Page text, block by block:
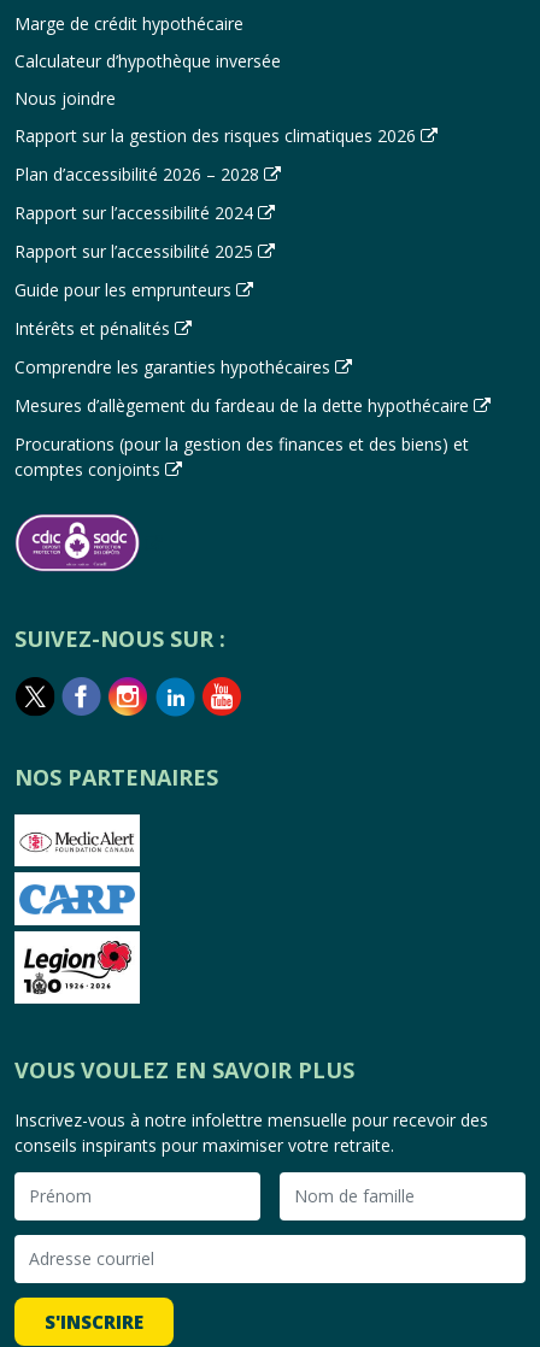
Marge de crédit hypothécaire
Calculateur d’hypothèque inversée
Nous joindre
Rapport sur la gestion des risques climatiques 2026
Plan d’accessibilité 2026 – 2028
Rapport sur l’accessibilité 2024
Rapport sur l’accessibilité 2025
Guide pour les emprunteurs
Intérêts et pénalités
Comprendre les garanties hypothécaires
Mesures d’allègement du fardeau de la dette hypothécaire
Procurations (pour la gestion des finances et des biens) et
comptes conjoints
SUIVEZ-NOUS SUR :
NOS PARTENAIRES
VOUS VOULEZ EN SAVOIR PLUS
Inscrivez-vous à notre infolettre mensuelle pour recevoir des
conseils inspirants pour maximiser votre retraite.
S'INSCRIRE